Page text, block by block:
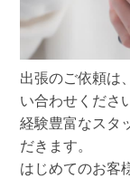
出張のご依頼は
い合わせくださ
経験豊富なスタ
だきます。
はじめてのお客